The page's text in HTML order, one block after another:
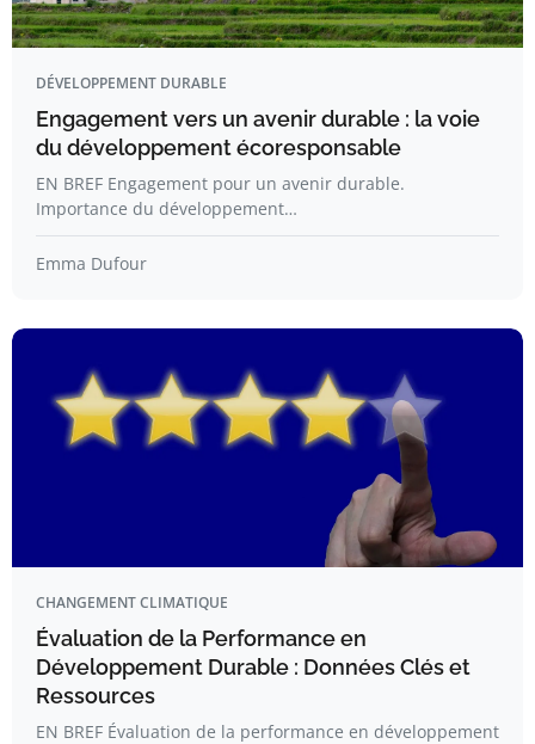
DÉVELOPPEMENT DURABLE
Engagement vers un avenir durable : la voie
du développement écoresponsable
EN BREF Engagement pour un avenir durable.
Importance du développement…
Emma Dufour
CHANGEMENT CLIMATIQUE
Évaluation de la Performance en
Développement Durable : Données Clés et
Ressources
EN BREF Évaluation de la performance en développement